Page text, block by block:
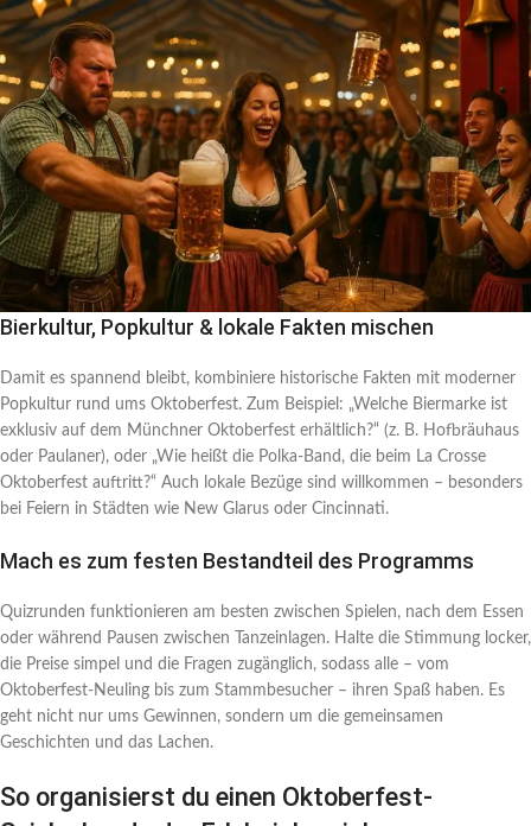
Bierkultur, Popkultur & lokale Fakten mischen
Damit es spannend bleibt, kombiniere historische Fakten mit moderner
Popkultur rund ums Oktoberfest. Zum Beispiel: „Welche Biermarke ist
exklusiv auf dem Münchner Oktoberfest erhältlich?“ (z. B. Hofbräuhaus
oder Paulaner), oder „Wie heißt die Polka-Band, die beim La Crosse
Oktoberfest auftritt?“ Auch lokale Bezüge sind willkommen – besonders
bei Feiern in Städten wie New Glarus oder Cincinnati.
Mach es zum festen Bestandteil des Programms
Quizrunden funktionieren am besten zwischen Spielen, nach dem Essen
oder während Pausen zwischen Tanzeinlagen. Halte die Stimmung locker,
die Preise simpel und die Fragen zugänglich, sodass alle – vom
Oktoberfest-Neuling bis zum Stammbesucher – ihren Spaß haben. Es
geht nicht nur ums Gewinnen, sondern um die gemeinsamen
Geschichten und das Lachen.
So organisierst du einen Oktoberfest-